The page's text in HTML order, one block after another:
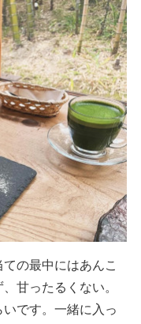
の最中にはあんこ
甘ったるくない。
です。一緒に入っ